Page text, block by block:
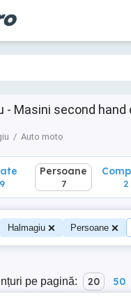
Masini second hand
Auto moto
9
Persoane
7 2
Halmagiu Persoane
pe pagină: 20 50